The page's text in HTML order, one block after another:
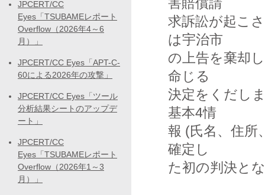
求訴訟が起こ
は宇治市
の上告を棄却
命じる
決定をくだし
基本4情
報 (氏名、住所
確定し
た初の判決と
JPCERT/CC
Eyes「TSUBAMEレポート
Overflow（2026年4～6
月）」
JPCERT/CC Eyes「APT-C-
60による2026年の攻撃」
JPCERT/CC Eyes「ツール
分析結果シートのアップデ
ート」
JPCERT/CC
Eyes「TSUBAMEレポート
Overflow（2026年1～3
月）」